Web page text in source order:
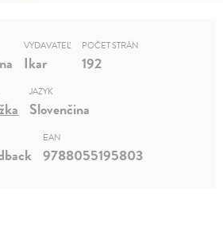
VYDAVATEĽ
Ikar
POČET STRÁN
192
JAZYK
Slovenčina
EAN
9788055195803